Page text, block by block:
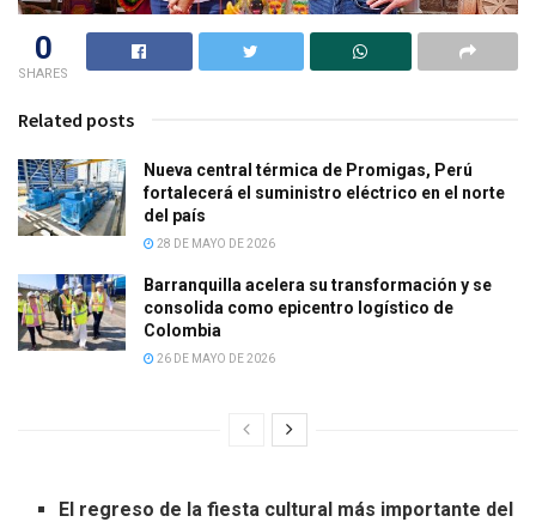
0
SHARES
Related posts
Nueva central térmica de Promigas, Perú
fortalecerá el suministro eléctrico en el norte
del país
28 DE MAYO DE 2026
Barranquilla acelera su transformación y se
consolida como epicentro logístico de
Colombia
26 DE MAYO DE 2026
El regreso de la fiesta cultural más importante del